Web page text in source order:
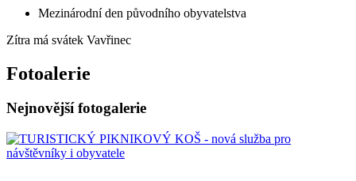
Mezinárodní den původního obyvatelstva
Zítra má svátek Vavřinec
Fotoalerie
Nejnovější fotogalerie